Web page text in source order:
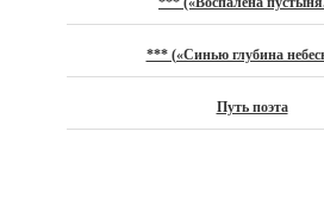
*** («Синью глубина
Путь поэта